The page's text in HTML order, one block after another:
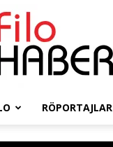
RÖPORTAJLAR